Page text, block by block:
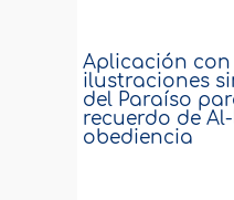
Aplicación con
ilustraciones
del Paraíso
recuerdo de
obediencia